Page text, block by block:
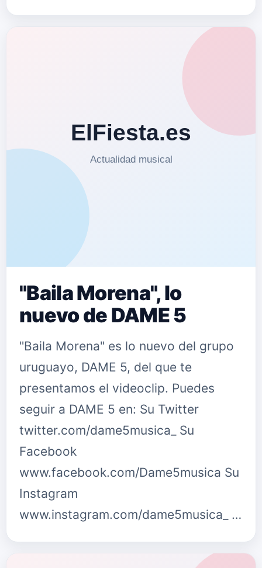
"Baila Morena", lo
nuevo de DAME 5
"Baila Morena" es lo nuevo del grupo
uruguayo, DAME 5, del que te
presentamos el videoclip. Puedes
seguir a DAME 5 en: Su Twitter
twitter.com/dame5musica_ Su
Facebook
www.facebook.com/Dame5musica Su
Instagram
www.instagram.com/dame5musica_ …